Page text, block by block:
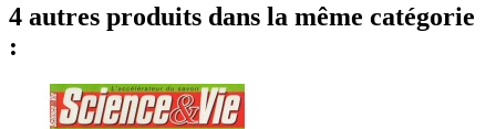
4 autres produits dans la même catégorie
: